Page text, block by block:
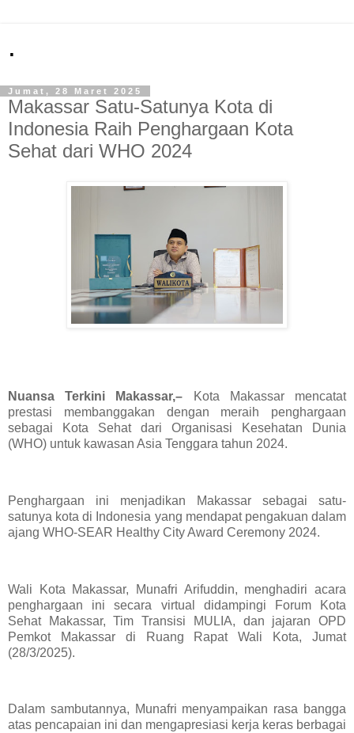
.
Jumat, 28 Maret 2025
Makassar Satu-Satunya Kota di
Indonesia Raih Penghargaan Kota
Sehat dari WHO 2024
Nuansa Terkini Makassar,–
Kota Makassar mencatat
prestasi membanggakan dengan meraih penghargaan
sebagai Kota Sehat dari Organisasi Kesehatan Dunia
(WHO) untuk kawasan Asia Tenggara tahun 2024.
Penghargaan ini menjadikan Makassar sebagai satu-
satunya kota di Indonesia yang mendapat pengakuan dalam
ajang WHO-SEAR Healthy City Award Ceremony 2024.
Wali Kota Makassar, Munafri Arifuddin, menghadiri acara
penghargaan ini secara virtual didampingi Forum Kota
Sehat Makassar, Tim Transisi MULIA, dan jajaran OPD
Pemkot Makassar di Ruang Rapat Wali Kota, Jumat
(28/3/2025).
Dalam sambutannya, Munafri menyampaikan rasa bangga
atas pencapaian ini dan mengapresiasi kerja keras berbagai